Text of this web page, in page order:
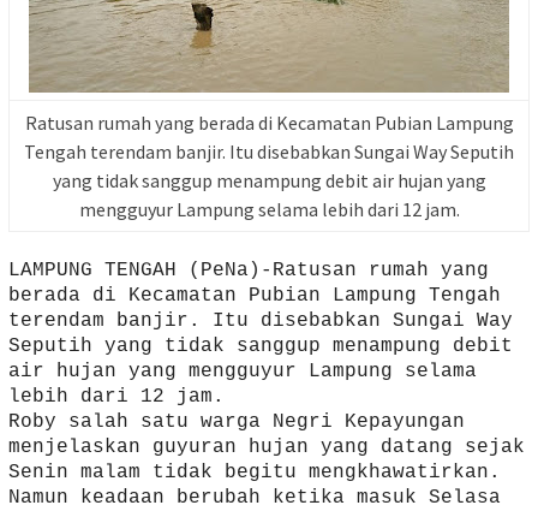
Ratusan rumah yang berada di Kecamatan Pubian Lampung
Tengah terendam banjir. Itu disebabkan Sungai Way Seputih
yang tidak sanggup menampung debit air hujan yang
mengguyur Lampung selama lebih dari 12 jam.
LAMPUNG TENGAH (PeNa)-Ratusan rumah yang
berada di Kecamatan Pubian Lampung Tengah
terendam banjir. Itu disebabkan Sungai Way
Seputih yang tidak sanggup menampung debit
air hujan yang mengguyur Lampung selama
lebih dari 12 jam.
Roby salah satu warga Negri Kepayungan
menjelaskan guyuran hujan yang datang sejak
Senin malam tidak begitu mengkhawatirkan.
Namun keadaan berubah ketika masuk Selasa